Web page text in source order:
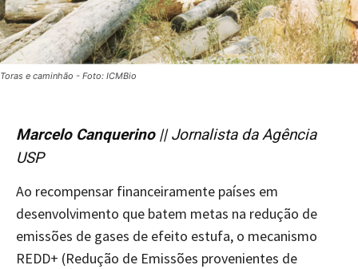
Toras e caminhão - Foto: ICMBio
Marcelo Canquerino|| Jornalista da Agência
USP
Ao recompensar financeiramente países em
desenvolvimento que batem metas na redução de
emissões de gases de efeito estufa, o mecanismo
REDD+ (Redução de Emissões provenientes de